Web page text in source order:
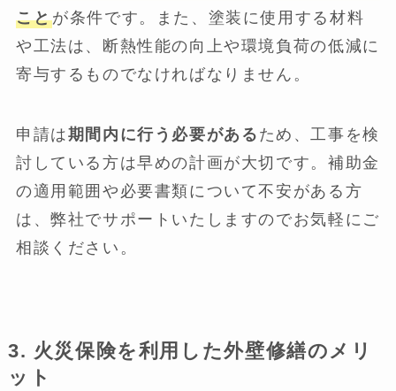
ことが条件です。また、塗装に使用する材料
や工法は、断熱性能の向上や環境負荷の低減に
寄与するものでなければなりません。
申請は期間内に行う必要がある ため、工事を検
討している方は早めの計画が大切です。補助金
の適用範囲や必要書類について不安がある方
は、弊社でサポートいたしますのでお気軽にご
相談ください。
3. 火災保険を利用した外壁修繕のメリ
ット